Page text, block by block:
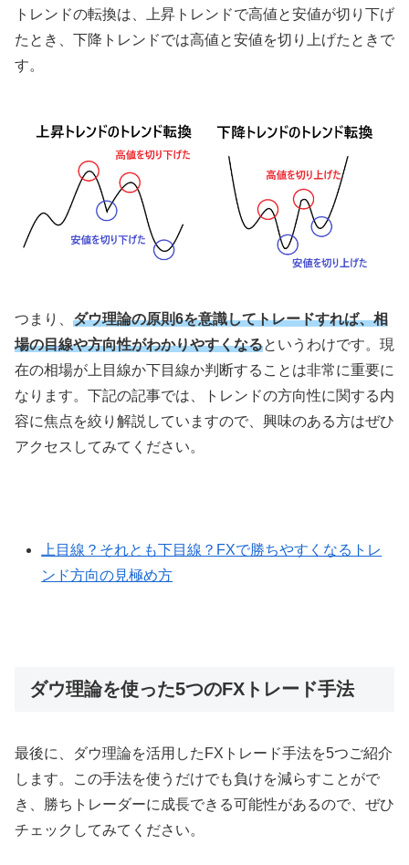
トレンドの転換は、上昇トレンドで高値と安値が切り下げ
たとき、下降トレンドでは高値と安値を切り上げたときで
す。
つまり、 ダウ理論の原則6を意識してトレードすれば、相
場の目線や方向性がわかりやすくなるというわけです。現
在の相場が上目線か下目線か判断することは非常に重要に
なります。下記の記事では、トレンドの方向性に関する内
容に焦点を絞り解説していますので、興味のある方はぜひ
アクセスしてみてください。
上目線？それとも下目線？FXで勝ちやすくなるトレ
ンド方向の見極め方
ダウ理論を使った5つのFXトレード手法
最後に、ダウ理論を活用した FX トレード手法を5つご紹介
します。この手法を使うだけでも負けを減らすことがで
き、勝ちトレーダーに成長できる可能性があるので、ぜひ
チェックしてみてください。